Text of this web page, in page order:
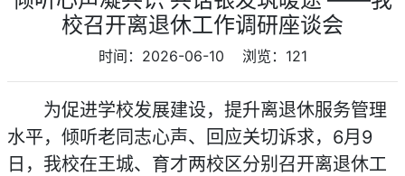
校召开离退休工作调研座谈会
时间：2026-06-10 浏览： 121
为促进学校发展建设，提升离退休服务管理
水平，倾听老同志心声、回应关切诉求，6月9
日，我校在王城、育才两校区分别召开离退休工